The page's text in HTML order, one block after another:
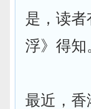
是，读
浮》得知
最近，香